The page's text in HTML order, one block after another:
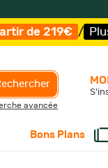
exemplaires ! /
avancée
Bons Plans